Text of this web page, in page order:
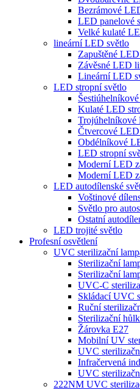
Bezrámové
LED panelové
Velké kulaté
lineární LED světlo
Zapuštěné
Závěsné LED
Lineární LED
LED stropní světlo
Kulaté LED
Trojúhelníkové
Čtvercové
Obdélníkové
LED stropní
Moderní LED
Moderní LED
LED autodílenské
Voštinové
Světlo pro
Ostatní
LED trojité světlo
Profesní osvětlení
UVC sterilizační
Sterilizační
Sterilizační
UVC-C
Skládací UVC
Ruční
Sterilizační
Žárovka E27
Mobilní UV
UVC
Infračervená
UVC
222NM UVC